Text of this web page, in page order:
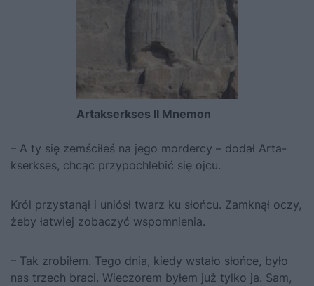
Artakserkses II Mnemon
– A ty się zemściłeś na jego mordercy – dodał Arta­­
kser­kses, chcąc przypochlebić się ojcu.
Król przystanął i uniósł twarz ku słońcu. Zamknął oczy,
żeby łatwiej zobaczyć wspomnienia.
– Tak zrobiłem. Tego dnia, kiedy wstało słońce, było
nas trzech braci. Wieczorem byłem już tylko ja. Sam,